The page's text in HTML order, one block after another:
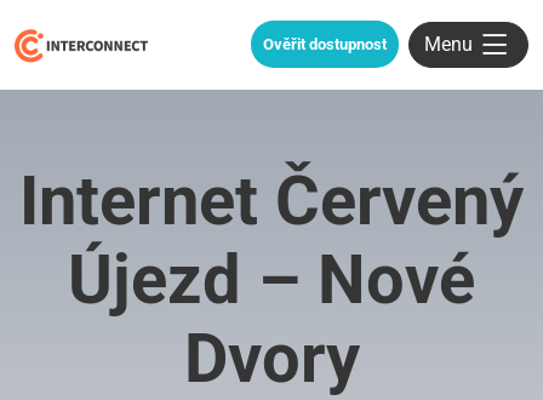
Ověřit dostupnost Menu
Internet Červený
Újezd – Nové
Dvory